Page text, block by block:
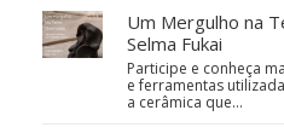
Um Mergulho na
Selma Fukai
Participe e conheça
e ferramentas
a cerâmica que…